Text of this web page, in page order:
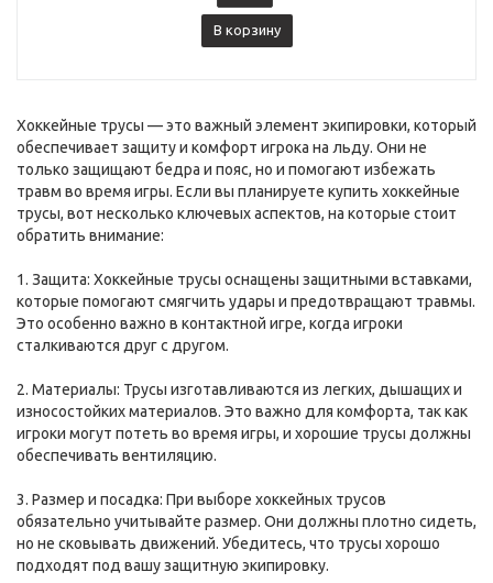
В корзину
Хоккейные трусы — это важный элемент экипировки, который
обеспечивает защиту и комфорт игрока на льду. Они не
только защищают бедра и пояс, но и помогают избежать
травм во время игры. Если вы планируете купить хоккейные
трусы, вот несколько ключевых аспектов, на которые стоит
обратить внимание:
1. Защита: Хоккейные трусы оснащены защитными вставками,
которые помогают смягчить удары и предотвращают травмы.
Это особенно важно в контактной игре, когда игроки
сталкиваются друг с другом.
2. Материалы: Трусы изготавливаются из легких, дышащих и
износостойких материалов. Это важно для комфорта, так как
игроки могут потеть во время игры, и хорошие трусы должны
обеспечивать вентиляцию.
3. Размер и посадка: При выборе хоккейных трусов
обязательно учитывайте размер. Они должны плотно сидеть,
но не сковывать движений. Убедитесь, что трусы хорошо
подходят под вашу защитную экипировку.